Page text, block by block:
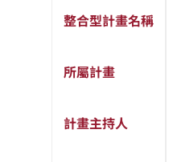
整合型計畫名稱
所屬計畫
計畫主持人